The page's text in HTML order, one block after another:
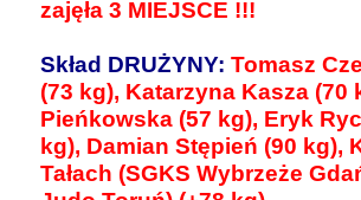
zajęła 3 MIEJSCE !!!
Skład DRUŻYNY: Tomasz
(73 kg), Katarzyna Kasza
Pieńkowska (57 kg), Eryk
kg), Damian Stępień (90 kg),
Tałach (SGKS Wybrzeże